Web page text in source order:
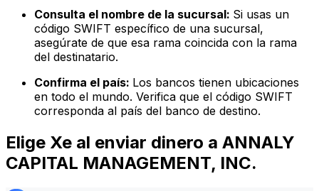
Consulta el nombre de la sucursal: Si usas un
código SWIFT específico de una sucursal,
asegúrate de que esa rama coincida con la rama
del destinatario.
Confirma el país: Los bancos tienen ubicaciones
en todo el mundo. Verifica que el código SWIFT
corresponda al país del banco de destino.
Elige Xe al enviar dinero a ANNALY
CAPITAL MANAGEMENT, INC.